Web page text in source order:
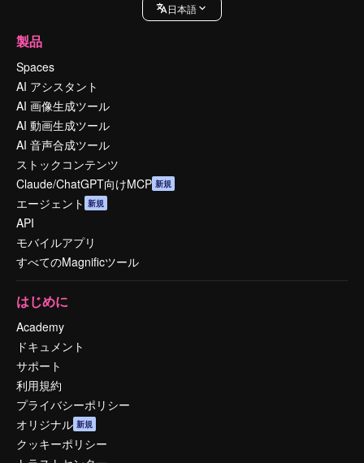
日本語
製品
Spaces
AI アシスタント
AI 画像生成ツール
AI 動画生成ツール
AI 音声合成ツール
ストックコンテンツ
Claude/ChatGPT向けMCP 新規
エージェント 新規
API
モバイルアプリ
すべてのMagnificツール
はじめに
Academy
ドキュメント
サポート
利用規約
プライバシーポリシー
オリジナル 新規
クッキーポリシー